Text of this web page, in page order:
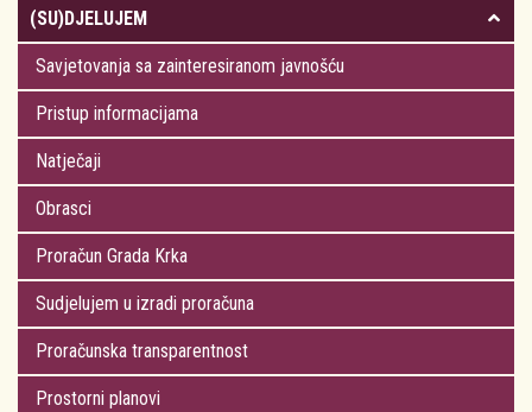
(SU)DJELUJEM
Savjetovanja sa zainteresiranom javnošću
Pristup informacijama
Natječaji
Obrasci
Proračun Grada Krka
Sudjelujem u izradi proračuna
Proračunska transparentnost
Prostorni planovi